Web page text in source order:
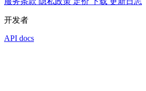
开发者
API docs